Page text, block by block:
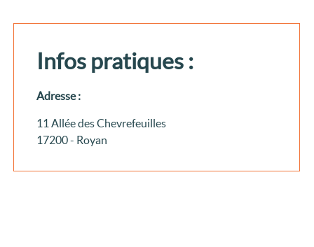
Infos pratiques :
Adresse :
11 Allée des Chevrefeuilles
17200 - Royan